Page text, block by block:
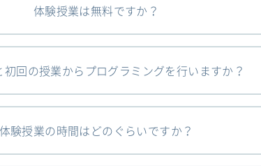
体験授業は無料ですか？
初回の授業からプログラミングを行いますか？
体験授業の時間はどのぐらいですか？